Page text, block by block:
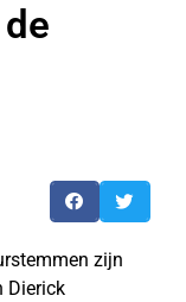
zijn
Dierick